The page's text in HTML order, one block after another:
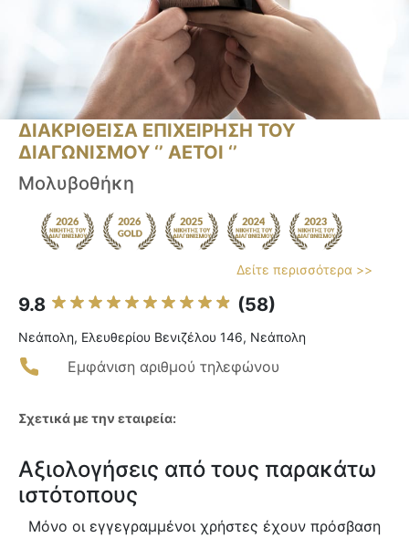
ΔΙΑΚΡΙΘΕΙΣΑ ΕΠΙΧΕΙΡΗΣΗ ΤΟΥ
ΔΙΑΓΩΝΙΣΜΟΥ ‘’ ΑΕΤΟΙ ‘’
Μολυβοθήκη
Δείτε περισσότερα >>
9.8 (58)
Νεάπολη, Ελευθερίου Βενιζέλου 146, Νεάπολη
Εμφάνιση αριθμού τηλεφώνου
Σχετικά με την εταιρεία:
Αξιολογήσεις από τους παρακάτω
ιστότοπους
Μόνο οι εγγεγραμμένοι χρήστες έχουν πρόσβαση